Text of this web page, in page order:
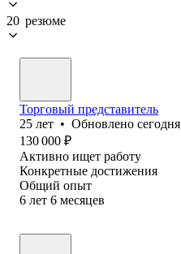
20 резюме
Торговый представитель
25 лет • Обновлено сегодня
130 000 ₽
Активно ищет работу
Конкретные достижения
Общий опыт
6 лет 6 месяцев